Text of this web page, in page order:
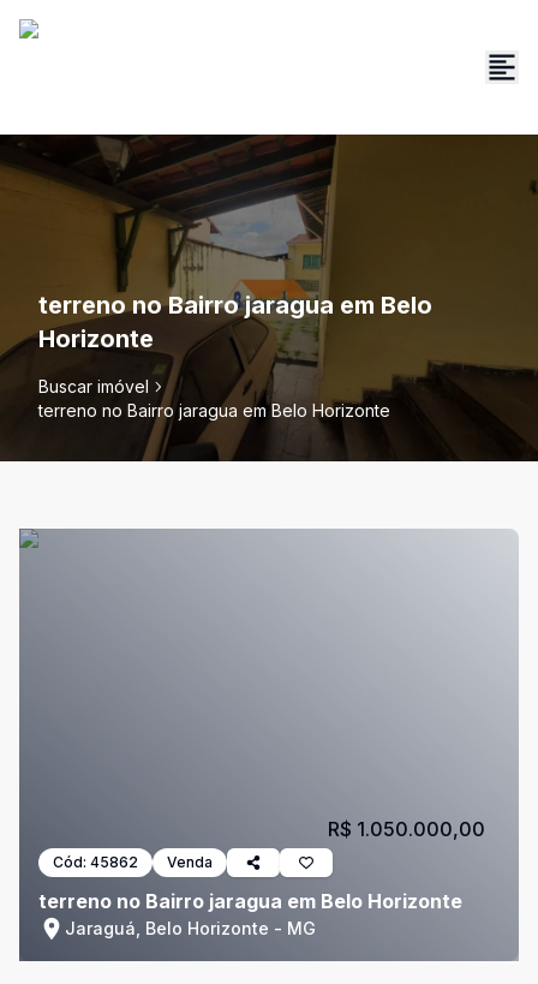
terreno no Bairro jaragua em Belo
Horizonte
Buscar imóvel
terreno no Bairro jaragua em Belo Horizonte
Cód: 45862 Venda
terreno no Bairro jaragua em Belo Horizonte
Jaraguá, Belo Horizonte - MG
R$ 1.050.000,00